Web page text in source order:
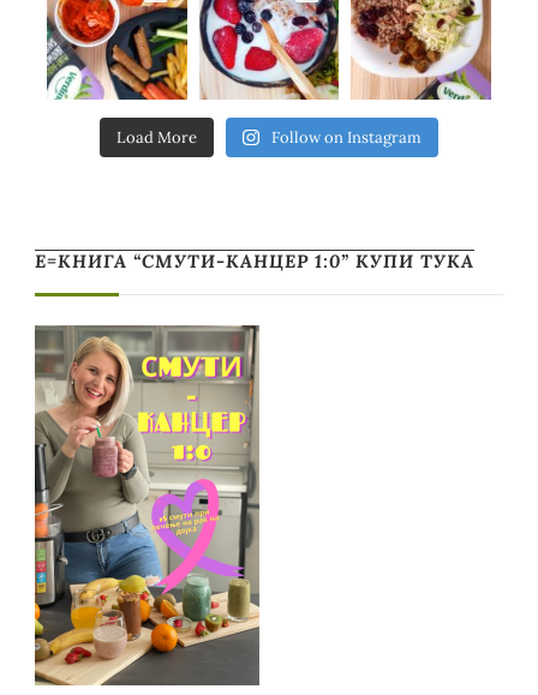
Load More Follow on Instagram
Е=КНИГА “СМУТИ-КАНЦЕР 1:0” КУПИ ТУКА